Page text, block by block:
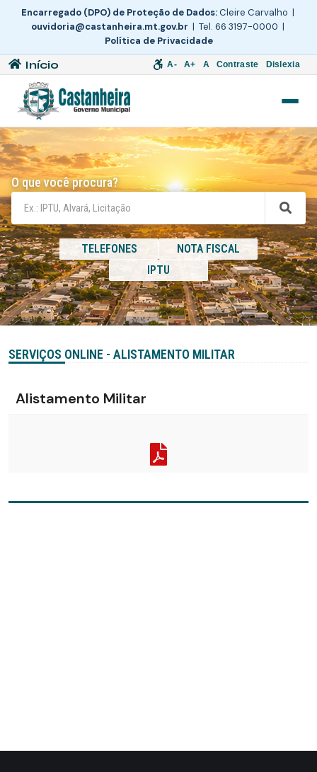
Encarregado (DPO) de Proteção de Dados:Cleire Carvalho |
ouvidoria@castanheira.mt.gov.br | Tel. 66 3197-0000 |
Política de Privacidade
Início A- A+ A Contraste Dislexia
O que você procura?
TELEFONES
NOTA FISCAL
IPTU
SERVIÇOS ONLINE - ALISTAMENTO MILITAR
Alistamento Militar